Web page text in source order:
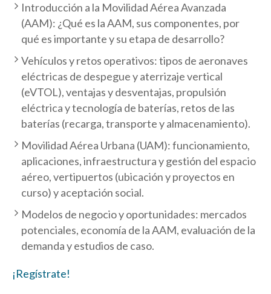
Introducción a la Movilidad Aérea Avanzada
(AAM): ¿Qué es la AAM, sus componentes, por
qué es importante y su etapa de desarrollo?
Vehículos y retos operativos: tipos de aeronaves
eléctricas de despegue y aterrizaje vertical
(eVTOL), ventajas y desventajas, propulsión
eléctrica y tecnología de baterías, retos de las
baterías (recarga, transporte y almacenamiento).
Movilidad Aérea Urbana (UAM): funcionamiento,
aplicaciones, infraestructura y gestión del espacio
aéreo, vertipuertos (ubicación y proyectos en
curso) y aceptación social.
Modelos de negocio y oportunidades: mercados
potenciales, economía de la AAM, evaluación de la
demanda y estudios de caso.
¡Regístrate!